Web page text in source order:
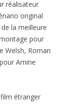
réalisateur
original
la meilleure
pour
Welsh, Roman
Amine
étranger